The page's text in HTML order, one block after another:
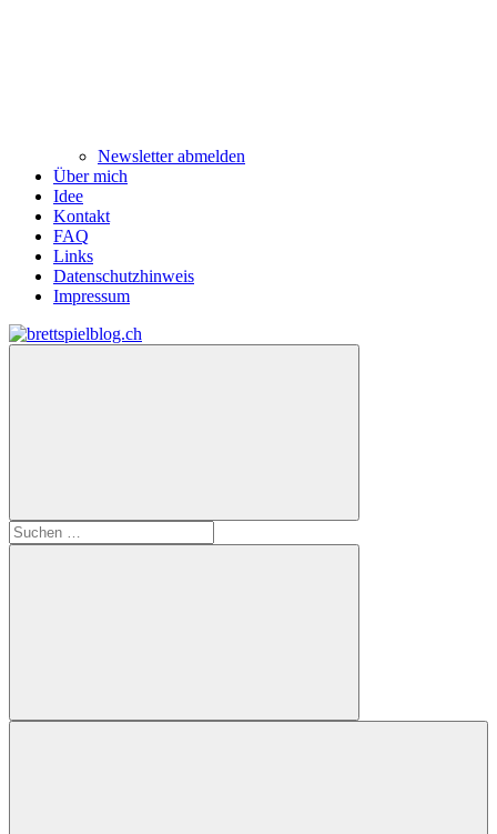
Newsletter abmelden
Über mich
Idee
Kontakt
FAQ
Links
Datenschutzhinweis
Impressum
Zum
Inhalt
Suchen
nach:
Suchen